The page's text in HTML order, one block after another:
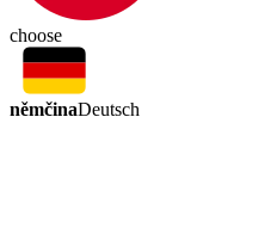
choose
němčinaDeutsch